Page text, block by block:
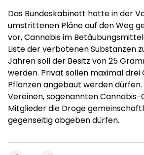
Das Bundeskabinett hatte in der
umstrittenen Pläne auf den Weg
vor, Cannabis im
Liste der verbotenen Substanzen
Jahren soll der Besitz von 25
werden. Privat sollen maximal drei
Pflanzen angebaut werden dürfen.
Vereinen, sogenannten Cannabis-
Mitglieder die Droge
gegenseitig abgeben dürfen.